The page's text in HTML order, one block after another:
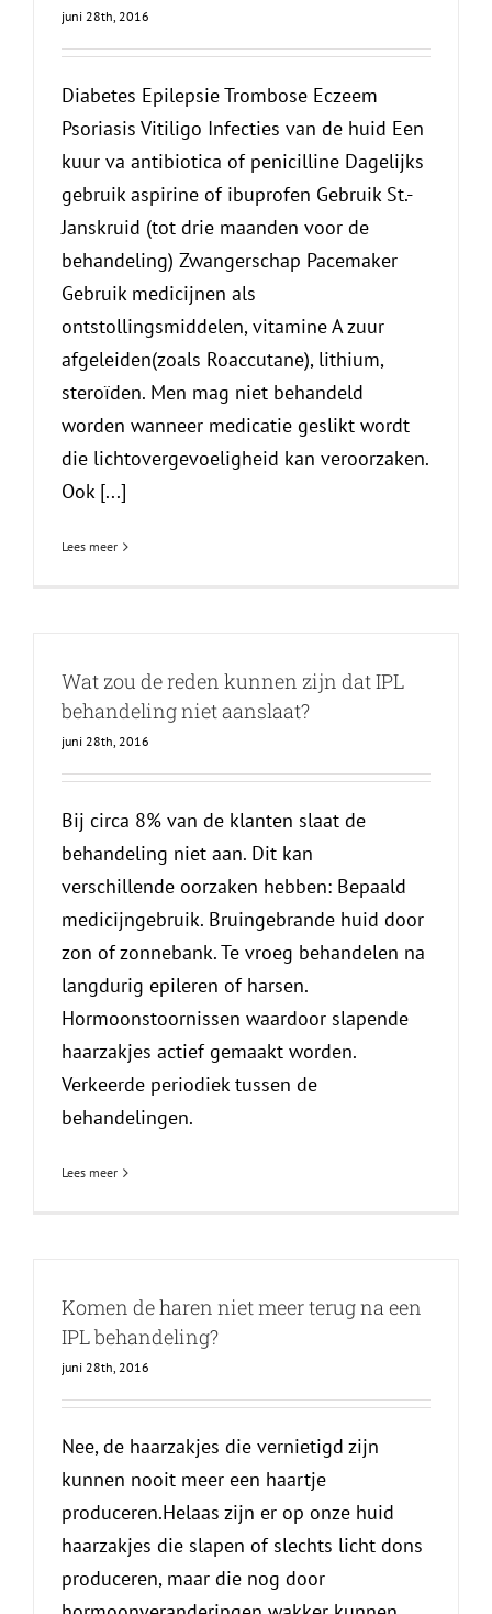
juni 28th, 2016
Diabetes Epilepsie Trombose Eczeem
Psoriasis Vitiligo Infecties van de huid Een
kuur va antibiotica of penicilline Dagelijks
gebruik aspirine of ibuprofen Gebruik St.-
Janskruid (tot drie maanden voor de
behandeling) Zwangerschap Pacemaker
Gebruik medicijnen als
ontstollingsmiddelen, vitamine A zuur
afgeleiden(zoals Roaccutane), lithium,
steroïden. Men mag niet behandeld
worden wanneer medicatie geslikt wordt
die lichtovergevoeligheid kan veroorzaken.
Ook [...]
Lees meer
Wat zou de reden kunnen zijn dat IPL
behandeling niet aanslaat?
juni 28th, 2016
Bij circa 8% van de klanten slaat de
behandeling niet aan. Dit kan
verschillende oorzaken hebben: Bepaald
medicijngebruik. Bruingebrande huid door
zon of zonnebank. Te vroeg behandelen na
langdurig epileren of harsen.
Hormoonstoornissen waardoor slapende
haarzakjes actief gemaakt worden.
Verkeerde periodiek tussen de
behandelingen.
Lees meer
Komen de haren niet meer terug na een
IPL behandeling?
juni 28th, 2016
Nee, de haarzakjes die vernietigd zijn
kunnen nooit meer een haartje
produceren.Helaas zijn er op onze huid
haarzakjes die slapen of slechts licht dons
produceren, maar die nog door